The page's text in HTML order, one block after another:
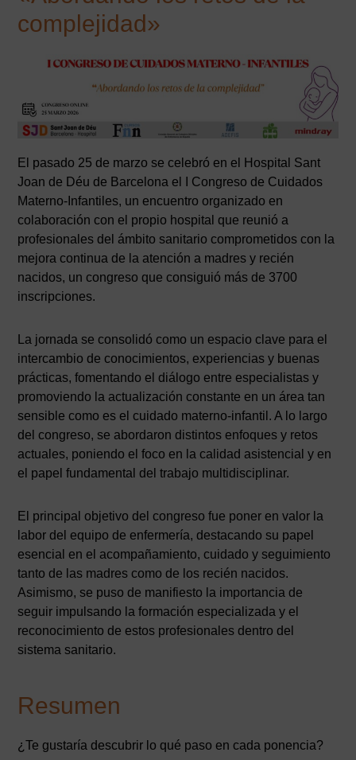
complejidad»
El pasado 25 de marzo se celebró en el Hospital Sant
Joan de Déu de Barcelona el I Congreso de Cuidados
Materno-Infantiles, un encuentro organizado en
colaboración con el propio hospital que reunió a
profesionales del ámbito sanitario comprometidos con la
mejora continua de la atención a madres y recién
nacidos, un congreso que consiguió más de 3700
inscripciones.
La jornada se consolidó como un espacio clave para el
intercambio de conocimientos, experiencias y buenas
prácticas, fomentando el diálogo entre especialistas y
promoviendo la actualización constante en un área tan
sensible como es el cuidado materno-infantil. A lo largo
del congreso, se abordaron distintos enfoques y retos
actuales, poniendo el foco en la calidad asistencial y en
el papel fundamental del trabajo multidisciplinar.
El principal objetivo del congreso fue poner en valor la
labor del equipo de enfermería, destacando su papel
esencial en el acompañamiento, cuidado y seguimiento
tanto de las madres como de los recién nacidos.
Asimismo, se puso de manifiesto la importancia de
seguir impulsando la formación especializada y el
reconocimiento de estos profesionales dentro del
sistema sanitario.
Resumen
¿Te gustaría descubrir lo qué paso en cada ponencia?